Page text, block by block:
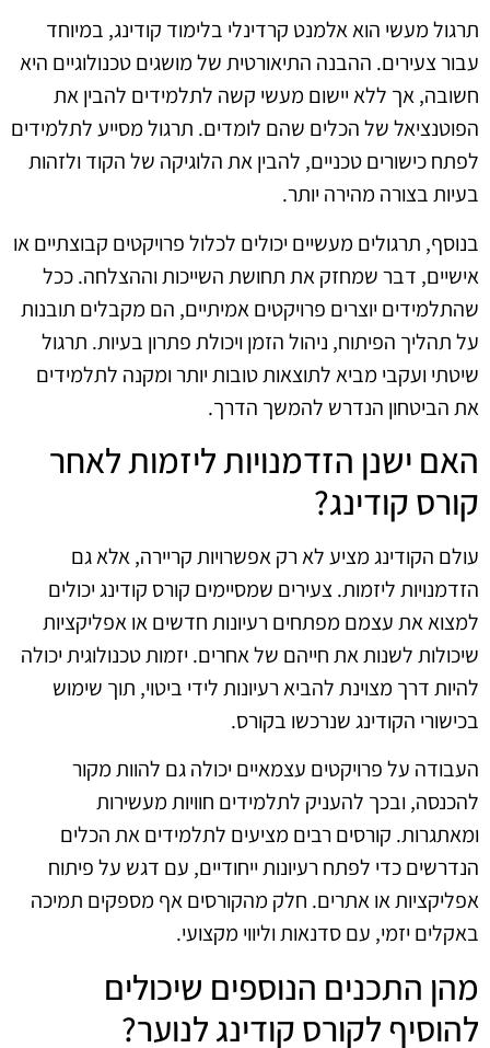
תרגול מעשי הוא אלמנט קרדינלי בלימוד קודינג, במיוחד
עבור צעירים. ההבנה התיאורטית של מושגים טכנולוגיים היא
חשובה, אך ללא יישום מעשי קשה לתלמידים להבין את
הפוטנציאל של הכלים שהם לומדים. תרגול מסייע לתלמידים
לפתח כישורים טכניים, להבין את הלוגיקה של הקוד ולזהות
בעיות בצורה מהירה יותר.
בנוסף, תרגולים מעשיים יכולים לכלול פרויקטים קבוצתיים או
אישיים, דבר שמחזק את תחושת השייכות וההצלחה. ככל
שהתלמידים יוצרים פרויקטים אמיתיים, הם מקבלים תובנות
על תהליך הפיתוח, ניהול הזמן ויכולת פתרון בעיות. תרגול
שיטתי ועקבי מביא לתוצאות טובות יותר ומקנה לתלמידים
את הביטחון הנדרש להמשך הדרך.
האם ישנן הזדמנויות ליזמות לאחר
קורס קודינג?
עולם הקודינג מציע לא רק אפשרויות קריירה, אלא גם
הזדמנויות ליזמות. צעירים שמסיימים קורס קודינג יכולים
למצוא את עצמם מפתחים רעיונות חדשים או אפליקציות
שיכולות לשנות את חייהם של אחרים. יזמות טכנולוגית יכולה
להיות דרך מצוינת להביא רעיונות לידי ביטוי, תוך שימוש
בכישורי הקודינג שנרכשו בקורס.
העבודה על פרויקטים עצמאיים יכולה גם להוות מקור
להכנסה, ובכך להעניק לתלמידים חוויות מעשירות
ומאתגרות. קורסים רבים מציעים לתלמידים את הכלים
הנדרשים כדי לפתח רעיונות ייחודיים, עם דגש על פיתוח
אפליקציות או אתרים. חלק מהקורסים אף מספקים תמיכה
באקלים יזמי, עם סדנאות וליווי מקצועי.
מהן התכנים הנוספים שיכולים
להוסיף לקורס קודינג לנוער?